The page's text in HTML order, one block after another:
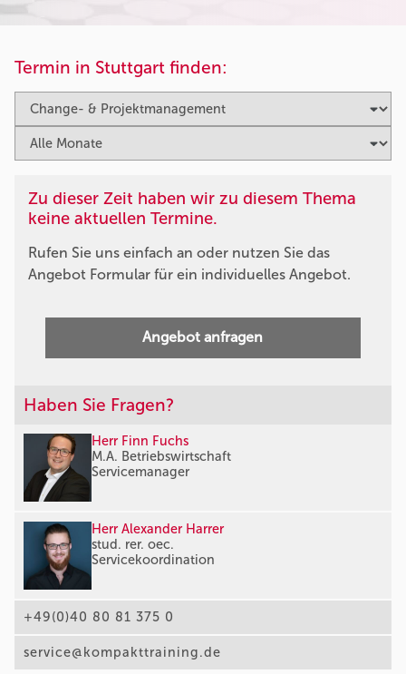
Termin in Stuttgart finden:
Zu dieser Zeit haben wir zu diesem Thema
keine aktuellen Termine.
Rufen Sie uns einfach an oder nutzen Sie das
Angebot Formular für ein individuelles Angebot.
Angebot anfragen
Haben Sie Fragen?
Herr Finn Fuchs
M.A. Betriebswirtschaft
Servicemanager
Herr Alexander Harrer
stud. rer. oec.
Servicekoordination
+49(0)40 80 81 375 0
service@kompakttraining.de